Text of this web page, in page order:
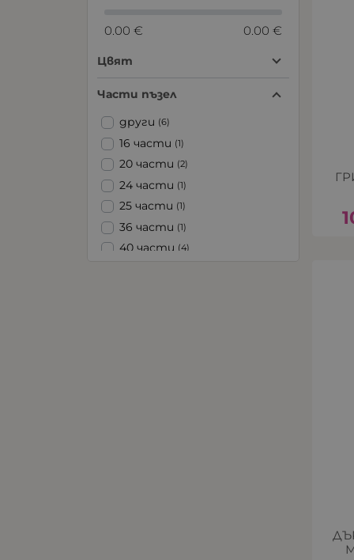
0.00 € 0.00 €
Цвят
Части пъзел
други (6)
16 части (1)
20 части (2)
24 части (1)
25 части (1)
36 части (1)
40 части (4)